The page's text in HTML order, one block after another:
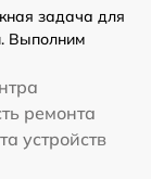
задача для
Выполним
ремонта
устройств